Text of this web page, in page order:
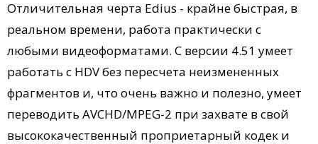
Отличительная черта Edius - крайне быстрая, в
реальном времени, работа практически с
любыми видеоформатами. С версии 4.51 умеет
работать с HDV без пересчета неизмененных
фрагментов и, что очень важно и полезно, умеет
переводить AVCHD/MPEG-2 при захвате в свой
высококачественный проприетарный кодек и